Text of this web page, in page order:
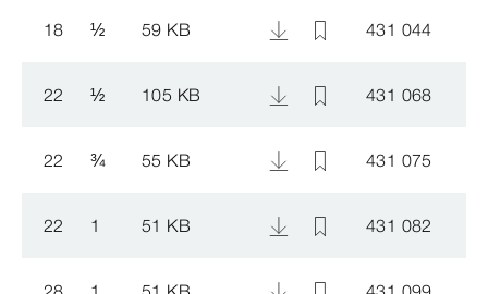
18 ½ 59 KB 431 044
22 ½ 105 KB 431 068
22 ¾ 55 KB 431 075
22 1 51 KB 431 082